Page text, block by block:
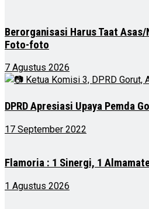
Berorganisasi Harus Taat Asas/
Foto-foto
7 Agustus 2026
DPRD Apresiasi Upaya Pemda
17 September 2022
Flamoria : 1 Sinergi, 1
1 Agustus 2026